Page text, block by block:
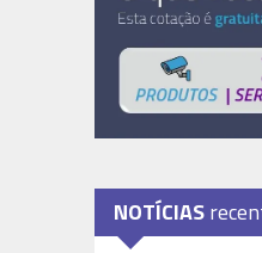
NOTÍCIAS